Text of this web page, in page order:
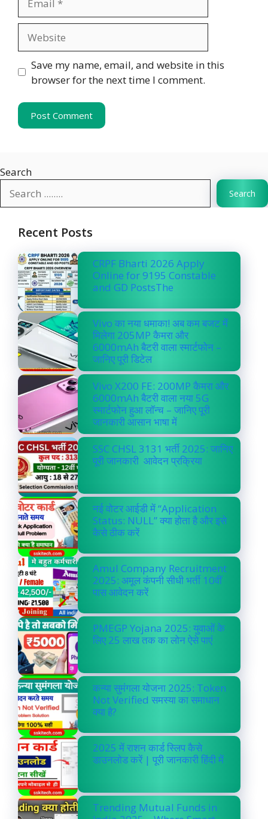
Save my name, email, and website in this
browser for the next time I comment.
Search
Search
Recent Posts
CRPF Bharti 2026 Apply
Online for 9195 Constable
and GD PostsThe
Vivo का नया धमाका! अब कम बजट में
मिलेगा 205MP कैमरा और
6000mAh बैटरी वाला स्मार्टफोन –
जानिए पूरी डिटेल
Vivo X200 FE: 200MP कैमरा और
6000mAh बैटरी वाला नया 5G
स्मार्टफोन हुआ लॉन्च – जानिए पूरी
जानकारी आसान भाषा में
SSC CHSL 3131 भर्ती 2025: जानिए
पूरी जानकारी आवेदन प्रक्रिया
नई वोटर आईडी में “Application
Status: NULL” क्या होता है और इसे
कैसे ठीक करें
Amul Company Recruitment
2025: अमूल कंपनी सीधी भर्ती 10वीं
पास आवेदन करें
PMEGP Yojana 2025: युवाओं के
लिए 25 लाख तक का लोन ऐसे पाएं
कन्या सुमंगला योजना 2025: Token
Not Verified समस्या का समाधान
क्या है?
2025 में राशन कार्ड स्लिप कैसे
डाउनलोड करें | पूरी जानकारी हिंदी में
Trending Mutual Funds in